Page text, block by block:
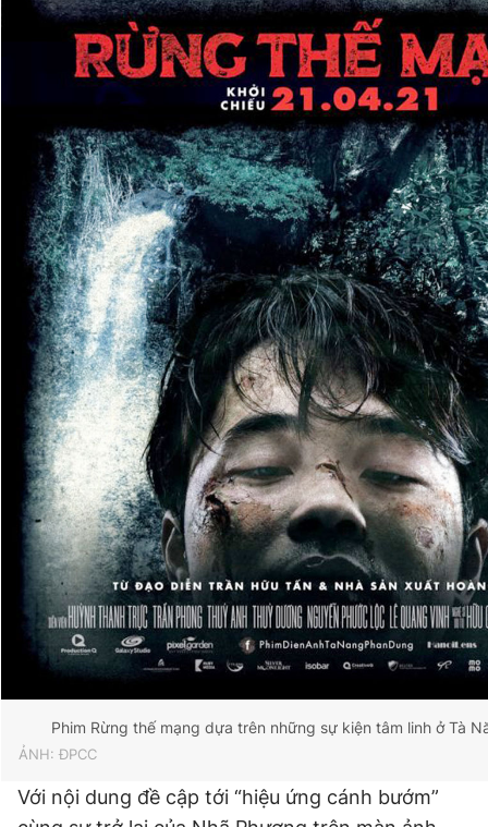
Phim Rừng thế mạng dựa trên những sự kiện tâm linh ở Tà
ẢNH: ĐPCC
Với nội dung đề cập tới “hiệu ứng cánh bướm”